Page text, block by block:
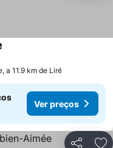
a 11.9 km de Liré
Ver preços